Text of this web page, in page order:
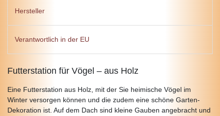
Hersteller
Verantwortlich in der EU
Futterstation für Vögel – aus Holz
Eine Futterstation aus Holz, mit der Sie heimische Vögel im
Winter versorgen können und die zudem eine schöne Garten-
Dekoration ist. Auf dem Dach sind kleine Gauben angebracht und